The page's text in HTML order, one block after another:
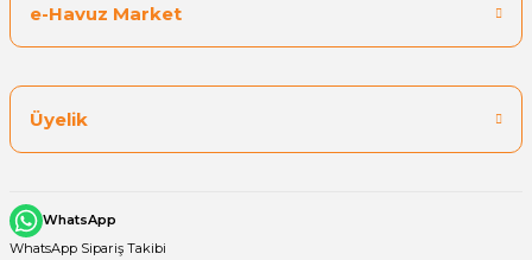
e-Havuz Market
Üyelik
WhatsApp
WhatsApp Sipariş Takibi